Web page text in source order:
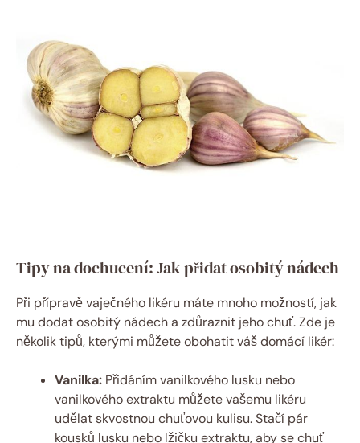
Tipy na dochucení: Jak přidat osobitý nádech
Při přípravě vaječného likéru máte mnoho možností, jak
mu dodat osobitý nádech a zdůraznit jeho chuť. Zde je
několik tipů, kterými můžete obohatit váš domácí likér:
Vanilka: Přidáním vanilkového lusku nebo
vanilkového extraktu můžete vašemu likéru
udělat skvostnou chuťovou kulisu. Stačí pár
kousků lusku nebo lžičku extraktu, aby se chuť